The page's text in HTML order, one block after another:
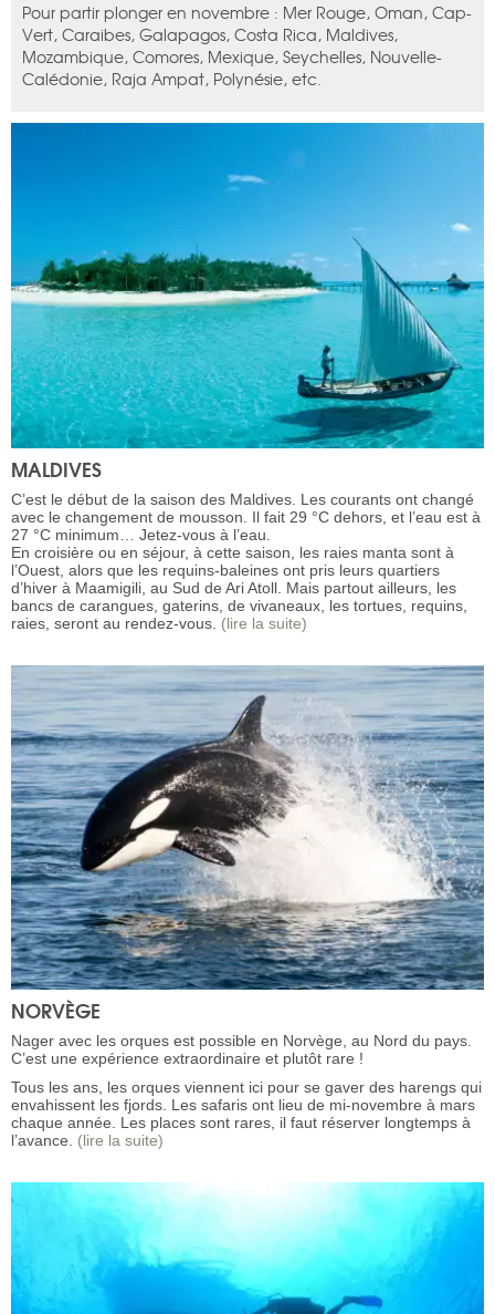
Pour partir plonger en novembre : Mer Rouge, Oman, Cap-
Vert, Caraibes, Galapagos, Costa Rica, Maldives,
Mozambique, Comores, Mexique, Seychelles, Nouvelle-
Calédonie, Raja Ampat, Polynésie, etc.
MALDIVES
C’est le début de la saison des Maldives. Les courants ont changé
avec le changement de mousson. Il fait 29 °C dehors, et l’eau est à
27 °C minimum… Jetez-vous à l’eau.
En croisière ou en séjour, à cette saison, les raies manta sont à
l’Ouest, alors que les requins-baleines ont pris leurs quartiers
d’hiver à Maamigili, au Sud de Ari Atoll. Mais partout ailleurs, les
bancs de carangues, gaterins, de vivaneaux, les tortues, requins,
raies, seront au rendez-vous. (lire la suite)
NORVÈGE
Nager avec les orques est possible en Norvège, au Nord du pays.
C’est une expérience extraordinaire et plutôt rare !
Tous les ans, les orques viennent ici pour se gaver des harengs qui
envahissent les fjords. Les safaris ont lieu de mi-novembre à mars
chaque année. Les places sont rares, il faut réserver longtemps à
l’avance. (lire la suite)